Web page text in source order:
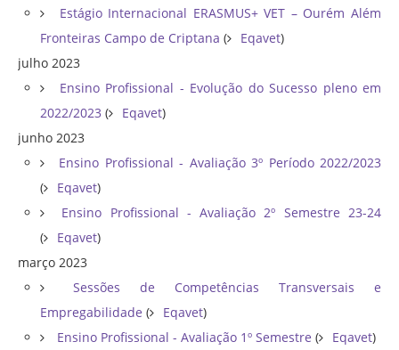
Estágio Internacional ERASMUS+ VET – Ourém Além
Fronteiras Campo de Criptana ( Eqavet)
julho 2023
Ensino Profissional - Evolução do Sucesso pleno em
2022/2023 ( Eqavet)
junho 2023
Ensino Profissional - Avaliação 3º Período 2022/2023
(
Eqavet)
Ensino Profissional - Avaliação 2º Semestre 23-24
(
Eqavet)
março 2023
Sessões de Competências Transversais e
Empregabilidade ( Eqavet)
Ensino Profissional - Avaliação 1º Semestre ( Eqavet)